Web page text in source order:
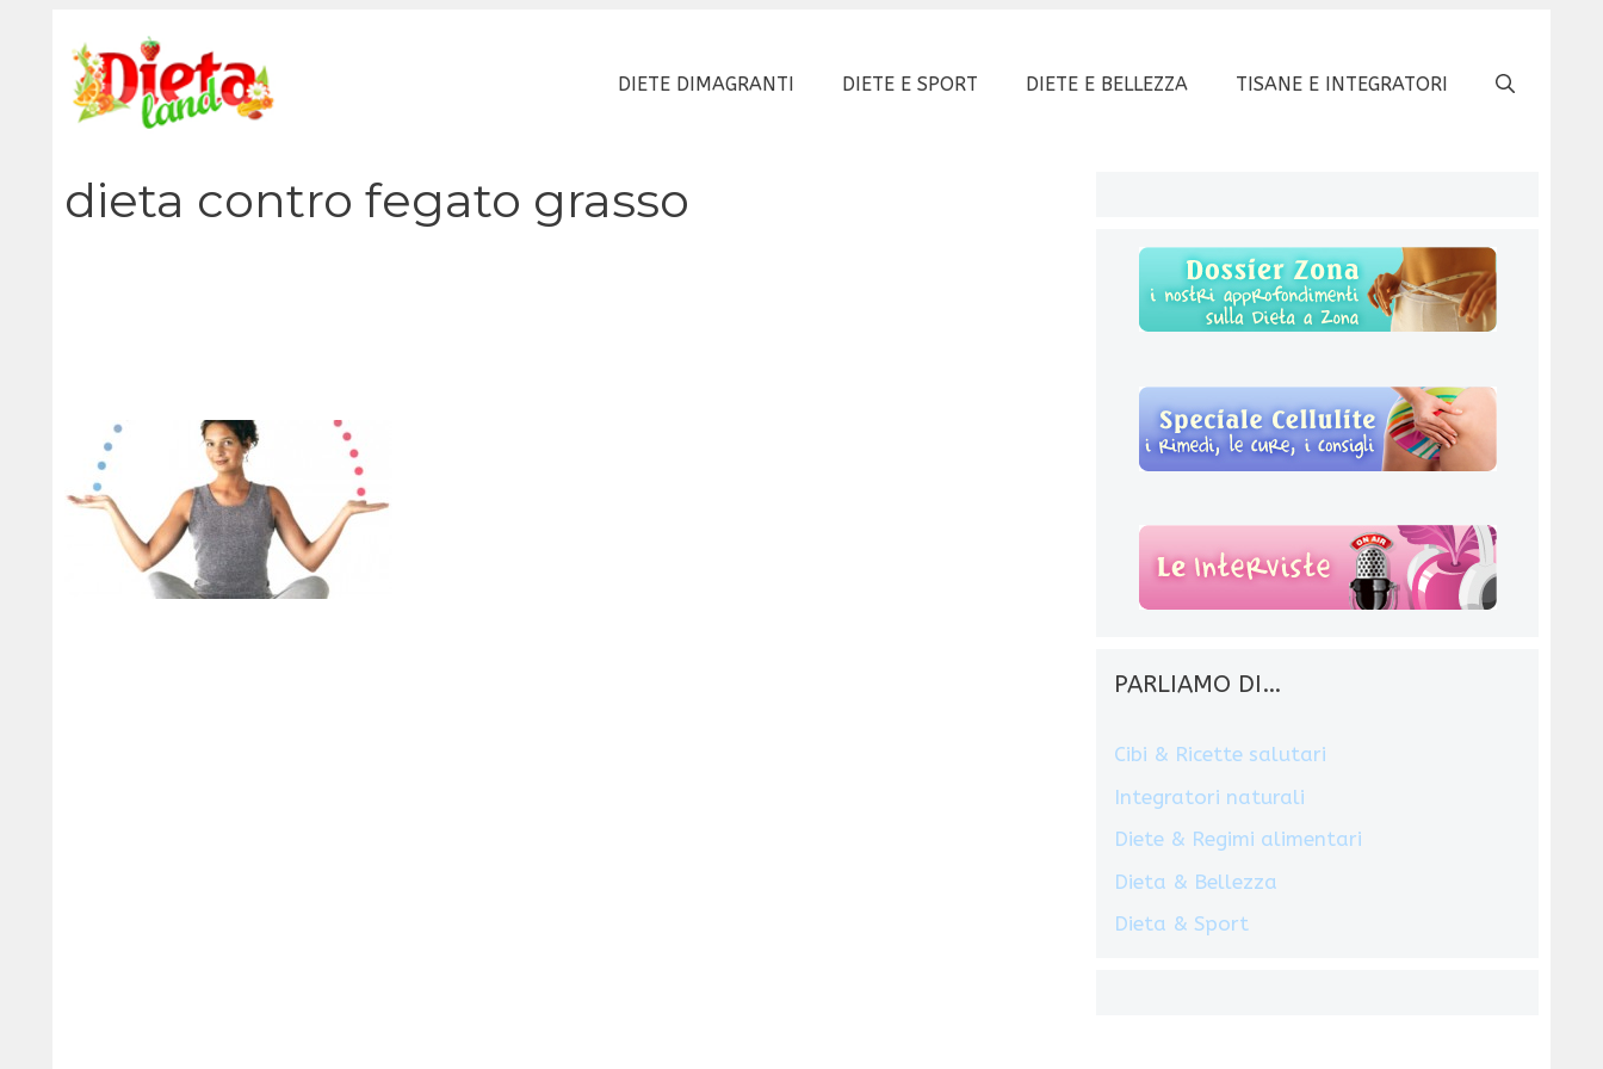
contenuto
DIETE DIMAGRANTI DIETE E SPORT DIETE E BELLEZZA TISANE E INTEGRATORI
dieta contro fegato grasso
PARLIAMO DI…
Cibi & Ricette salutari
Integratori naturali
Diete & Regimi alimentari
Dieta & Bellezza
Dieta & Sport